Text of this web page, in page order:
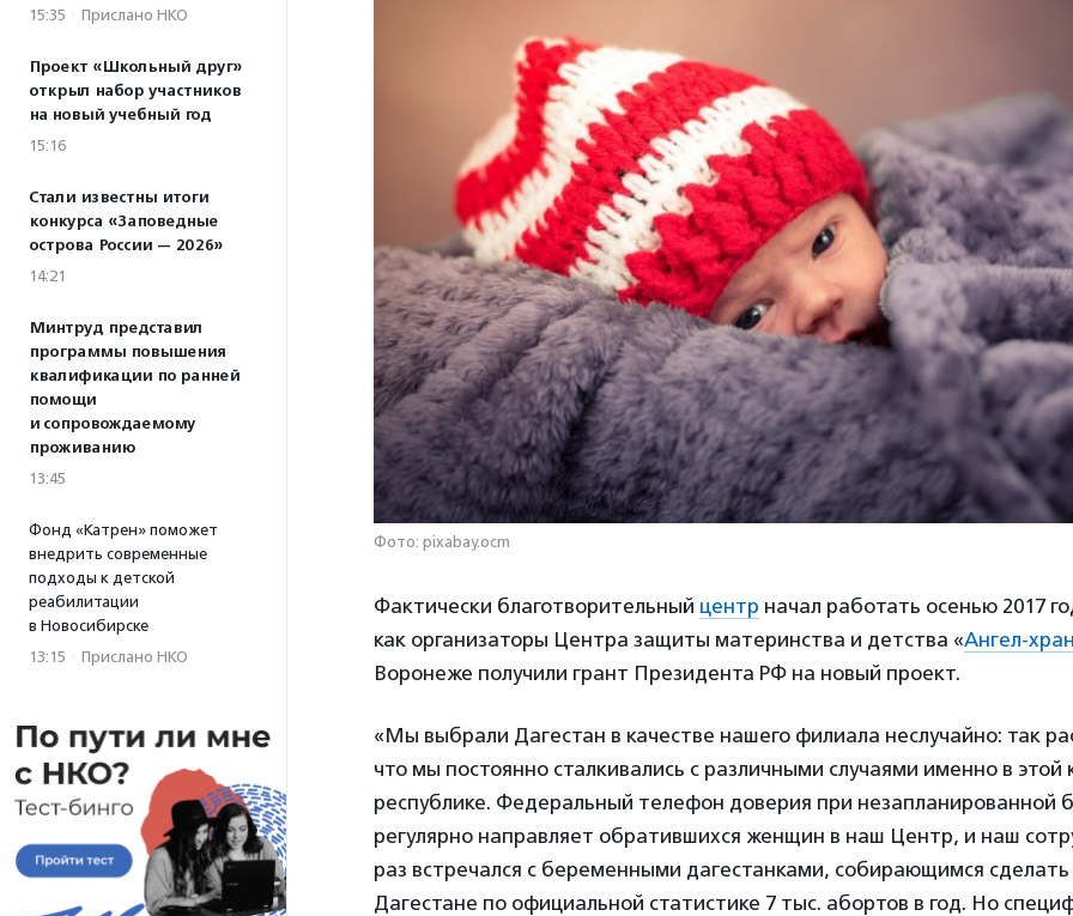
15:35 · Прислано НКО
Проект «Школьный друг»
открыл набор участников
на новый учебный год
15:16
Стали известны итоги
конкурса «Заповедные
острова России — 2026»
14:21
Минтруд представил
программы повышения
квалификации по ранней
помощи
и сопровождаемому
проживанию
13:45
Фонд «Катрен» поможет
внедрить современные
подходы к детской
реабилитации
в Новосибирске
13:15 · Прислано НКО
Фото: pixabay.ocm
Фактически благотворительный центр начал работать осенью 2017
как организаторы Центра защиты материнства и детства «Ангел-
Воронеже получили грант Президента РФ на новый проект.
«Мы выбрали Дагестан в качестве нашего филиала неслучайно: так
что мы постоянно сталкивались с различными случаями именно в этой
республике. Федеральный телефон доверия при незапланированной
регулярно направляет обратившихся женщин в наш Центр, и наш
раз встречался с беременными дагестанками, собирающимся
Дагестане по официальной статистике 7 тыс. абортов в год. Но